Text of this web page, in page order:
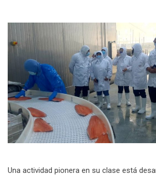
Una actividad pionera en su clase está